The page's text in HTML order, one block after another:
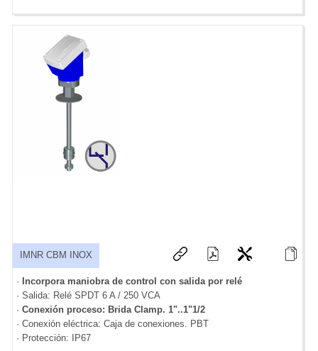
IMNR CBM INOX
·
Incorpora maniobra de control con salida por relé
· Salida: Relé SPDT 6 A / 250 VCA
· Conexión proceso: Brida Clamp. 1"..1"1/2
· Conexión eléctrica: Caja de conexiones. PBT
· Protección: IP67